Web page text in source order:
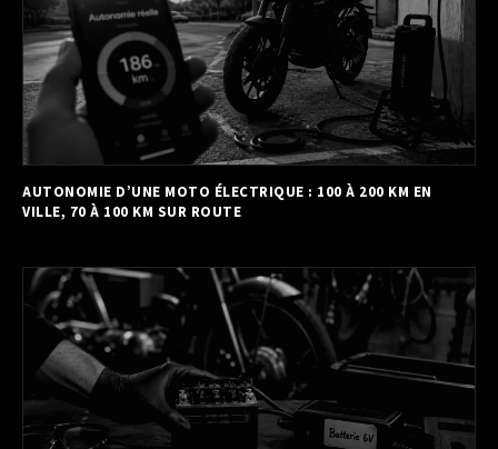
AUTONOMIE D’UNE MOTO ÉLECTRIQUE : 100 À 200 KM EN
VILLE, 70 À 100 KM SUR ROUTE